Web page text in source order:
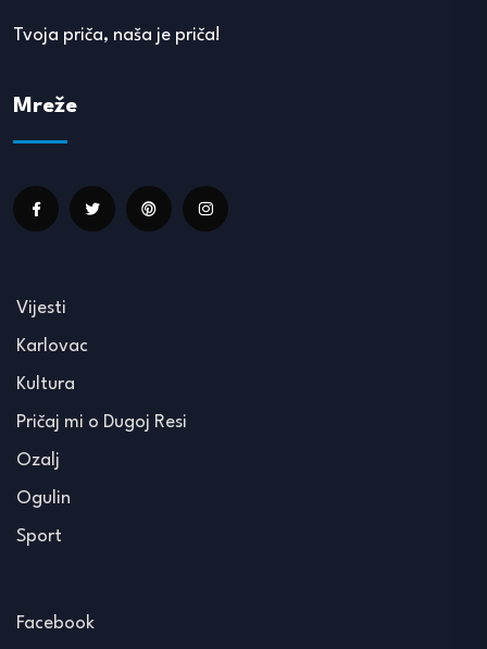
Tvoja priča, naša je priča!
Mreže
Vijesti
Karlovac
Kultura
Pričaj mi o Dugoj Resi
Ozalj
Ogulin
Sport
Facebook